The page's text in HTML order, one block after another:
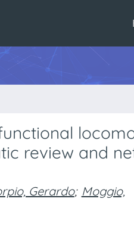
review and
Gerardo; Moggio,